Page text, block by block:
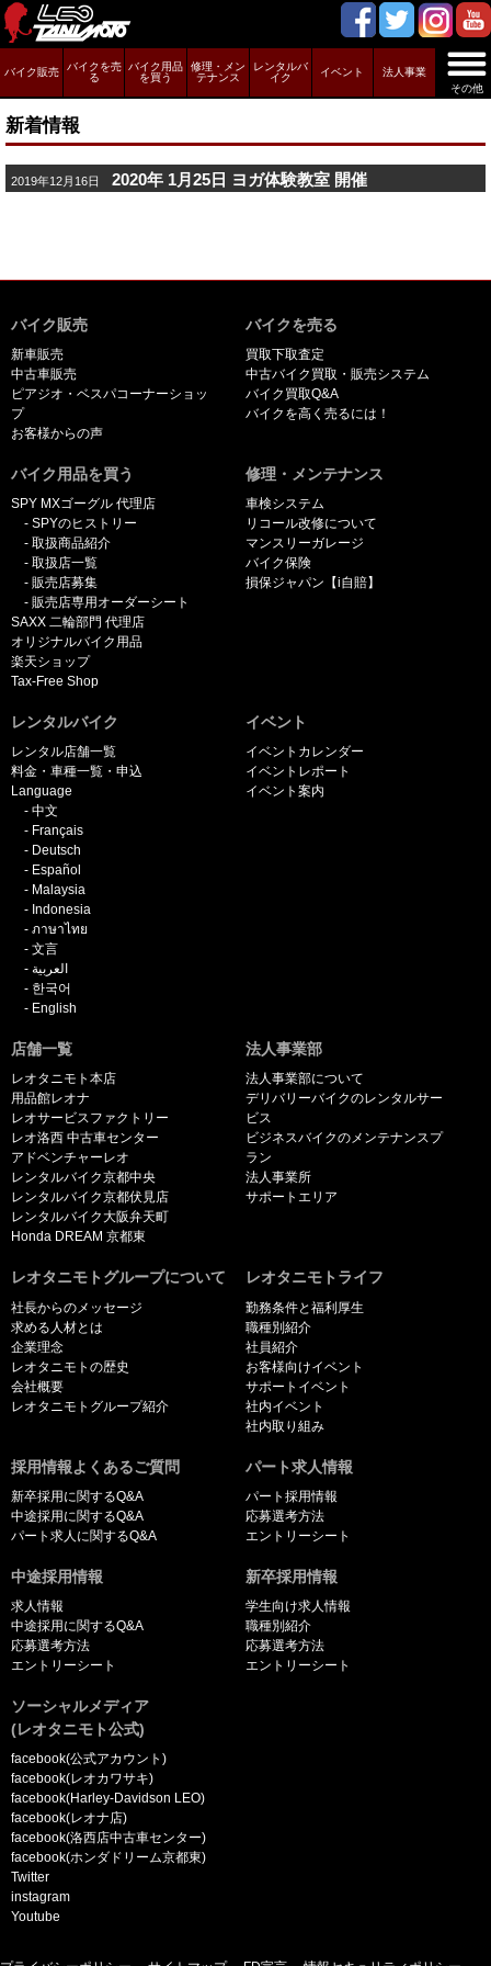
その他
バイク販売
バイクを売
る
バイク用品
を買う
修理・メン
テナンス
レンタルバ
イク
イベント 法人事業
新着情報
2019年12月16日 2020年 1月25日 ヨガ体験教室 開催
バイク販売
新車販売
中古車販売
ピアジオ・ベスパコーナーショッ
プ
お客様からの声
バイクを売る
買取下取査定
中古バイク買取・販売システム
バイク買取Q&A
バイクを高く売るには！
バイク用品を買う
SPY MXゴーグル 代理店
SPYのヒストリー
取扱商品紹介
取扱店一覧
販売店募集
販売店専用オーダーシート
SAXX 二輪部門 代理店
オリジナルバイク用品
楽天ショップ
Tax-Free Shop
修理・メンテナンス
車検システム
リコール改修について
マンスリーガレージ
バイク保険
損保ジャパン【i自賠】
レンタルバイク
レンタル店舗一覧
料金・車種一覧・申込
Language
中文
Français
Deutsch
Español
Malaysia
Indonesia
ภาษาไทย
文言
العربية
한국어
English
イベント
イベントカレンダー
イベントレポート
イベント案内
店舗一覧
レオタニモト本店
用品館レオナ
レオサービスファクトリー
レオ洛西 中古車センター
アドベンチャーレオ
レンタルバイク京都中央
レンタルバイク京都伏見店
レンタルバイク大阪弁天町
Honda DREAM 京都東
法人事業部
法人事業部について
デリバリーバイクのレンタルサー
ビス
ビジネスバイクのメンテナンスプ
ラン
法人事業所
サポートエリア
レオタニモトグループについて
社長からのメッセージ
求める人材とは
企業理念
レオタニモトの歴史
会社概要
レオタニモトグループ紹介
レオタニモトライフ
勤務条件と福利厚生
職種別紹介
社員紹介
お客様向けイベント
サポートイベント
社内イベント
社内取り組み
採用情報よくあるご質問
新卒採用に関するQ&A
中途採用に関するQ&A
パート求人に関するQ&A
パート求人情報
パート採用情報
応募選考方法
エントリーシート
中途採用情報
求人情報
中途採用に関するQ&A
応募選考方法
エントリーシート
新卒採用情報
学生向け求人情報
職種別紹介
応募選考方法
エントリーシート
ソーシャルメディア
(レオタニモト公式)
facebook(公式アカウント)
facebook(レオカワサキ)
facebook(Harley-Davidson LEO)
facebook(レオナ店)
facebook(洛西店中古車センター)
facebook(ホンダドリーム京都東)
Twitter
instagram
Youtube